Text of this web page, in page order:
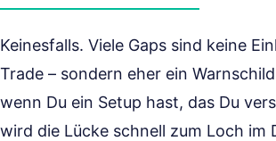
Keinesfalls. Viele Gaps sind keine
Trade – sondern eher ein
wenn Du ein Setup hast, das Du
wird die Lücke schnell zum Loch im